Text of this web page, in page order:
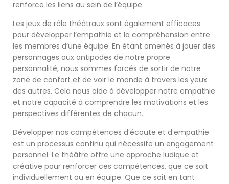
renforce les liens au sein de l’équipe.
Les jeux de rôle théâtraux sont également efficaces
pour développer l’empathie et la compréhension entre
les membres d’une équipe. En étant amenés à jouer des
personnages aux antipodes de notre propre
personnalité, nous sommes forcés de sortir de notre
zone de confort et de voir le monde à travers les yeux
des autres. Cela nous aide à développer notre empathie
et notre capacité à comprendre les motivations et les
perspectives différentes de chacun.
Développer nos compétences d’écoute et d’empathie
est un processus continu qui nécessite un engagement
personnel. Le théâtre offre une approche ludique et
créative pour renforcer ces compétences, que ce soit
individuellement ou en équipe. Que ce soit en tant